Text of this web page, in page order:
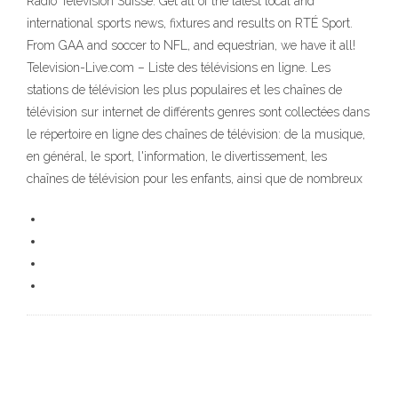
international sports news, fixtures and results on RTÉ Sport.
From GAA and soccer to NFL, and equestrian, we have it all!
Television-Live.com – Liste des télévisions en ligne. Les
stations de télévision les plus populaires et les chaînes de
télévision sur internet de différents genres sont collectées dans
le répertoire en ligne des chaînes de télévision: de la musique,
en général, le sport, l'information, le divertissement, les
chaînes de télévision pour les enfants, ainsi que de nombreux